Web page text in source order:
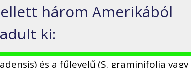
három Amerikából
ki:
és a fűlevelű (S. graminifolia vagy